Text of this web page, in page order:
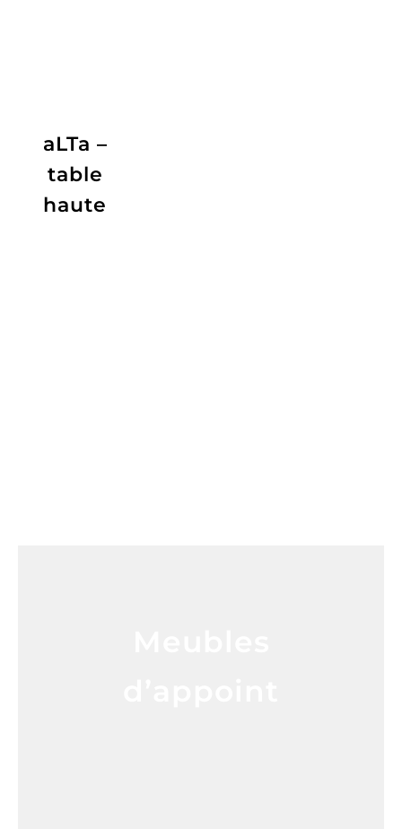
aLTa –
table
haute